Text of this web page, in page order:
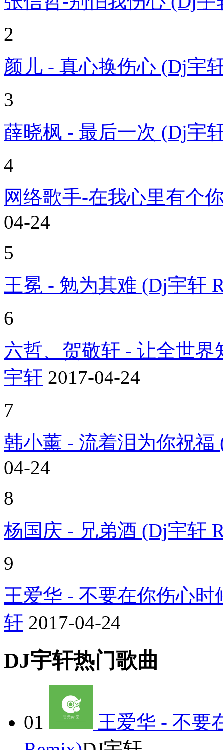
2
颜儿 - 真心换伤心 (Dj宇
3
薛晓枫 - 最后一次 (Dj宇
4
网络歌手-在我心里有个
04-24
5
王冕 - 勉为其难 (Dj宇轩
6
六哲、贺敬轩 - 让全世
宇轩 2017-04-24
7
韩小薰 - 流着泪为你祝福
04-24
8
杨国庆 - 兄弟酒 (Dj宇轩
9
王爱华 - 不要在你伤心时
轩 2017-04-24
DJ宇轩热门歌曲
01
王爱华 - 不要